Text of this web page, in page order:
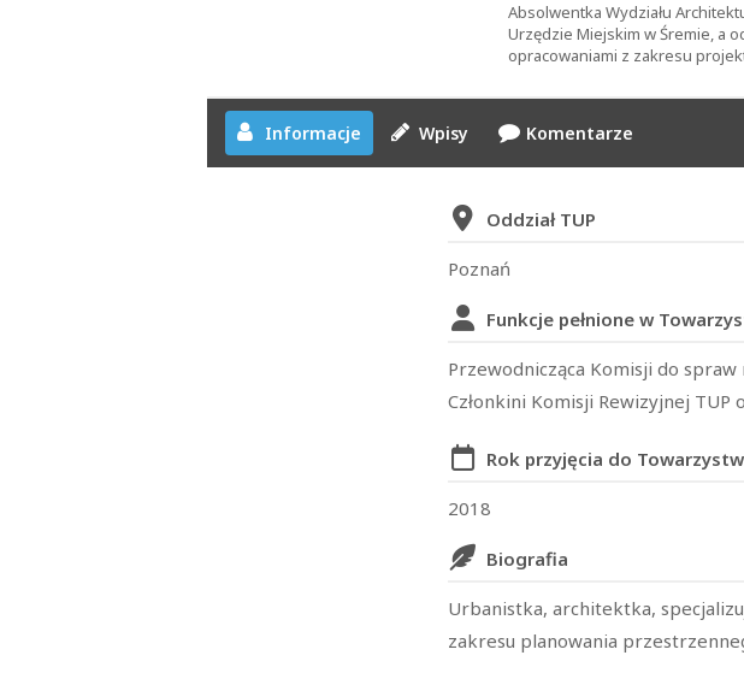
Absolwentka Wydziału
Urzędzie Miejskim w Śremie, a
opracowaniami z zakresu
Informacje Wpisy Komentarze
Oddział TUP
Poznań
Funkcje pełnione w
Przewodnicząca Komisji do
Członkini Komisji Rewizyjnej TUP
Rok przyjęcia do
2018
Biografia
Urbanistka, architektka,
zakresu planowania